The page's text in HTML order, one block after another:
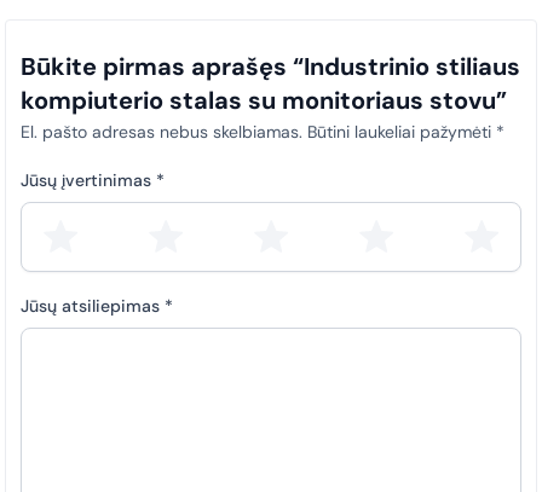
Būkite pirmas aprašęs “Industrinio stiliaus
kompiuterio stalas su monitoriaus stovu”
El. pašto adresas nebus skelbiamas. Būtini laukeliai pažymėti *
Jūsų įvertinimas *
Jūsų atsiliepimas *